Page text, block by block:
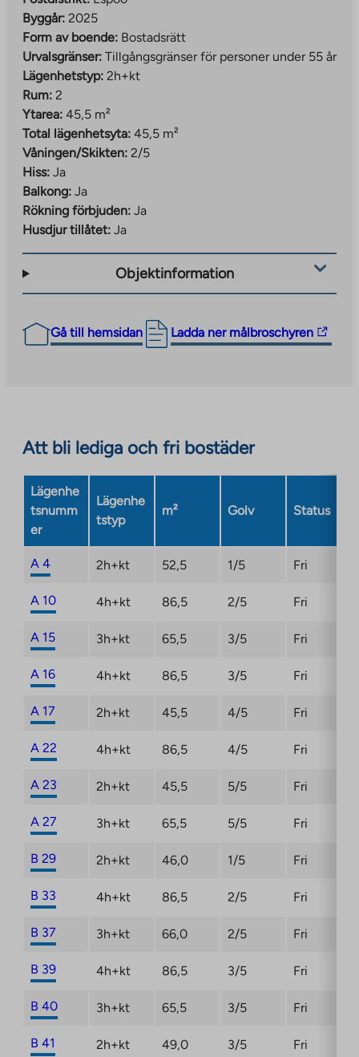
Byggår: 2025
Form av boende: Bostadsrätt
Urvalsgränser: Tillgångsgränser för personer under 55 år
Lägenhetstyp: 2h+kt
Rum: 2
Ytarea: 45,5 m²
Total lägenhetsyta: 45,5 m²
Våningen/Skikten: 2/5
Hiss: Ja
Balkong: Ja
Rökning förbjuden: Ja
Husdjur tillåtet: Ja
Objektinformation
Gå till hemsidan Ladda ner målbroschyren
The
link
external
opens
a
new
Att bli lediga och fri bostäder
Lägenhe
tsnumm
er
Lägenhe
tstyp
m² Golv Status
A 4 2h+kt 52,5 1/5 Fri
A 10 4h+kt 86,5 2/5 Fri
A 15 3h+kt 65,5 3/5 Fri
A 16 4h+kt 86,5 3/5 Fri
A 17 2h+kt 45,5 4/5 Fri
A 22 4h+kt 86,5 4/5 Fri
A 23 2h+kt 45,5 5/5 Fri
A 27 3h+kt 65,5 5/5 Fri
B 29 2h+kt 46,0 1/5 Fri
B 33 4h+kt 86,5 2/5 Fri
B 37 3h+kt 66,0 2/5 Fri
B 39 4h+kt 86,5 3/5 Fri
B 40 3h+kt 65,5 3/5 Fri
B 41 2h+kt 49,0 3/5 Fri